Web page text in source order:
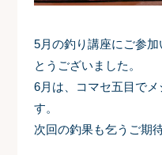
5月の釣り講座にご参
とうございました。
6月は、コマセ五目で
す。
次回の釣果も乞うご期